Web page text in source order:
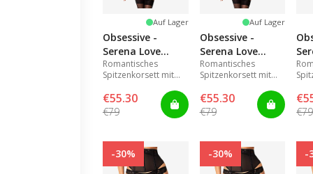
Auf Lager
Obsessive -
Serena Love
corset & thong
XL/2XL
Romantisches
Spitzenkorsett mit
€55.30
€79
Auf Lager
Obsessive -
Serena Love
corset & thong
M/L
Romantisches
Spitzenkorsett mit
€55.30
€79 €79
-30% -30% -